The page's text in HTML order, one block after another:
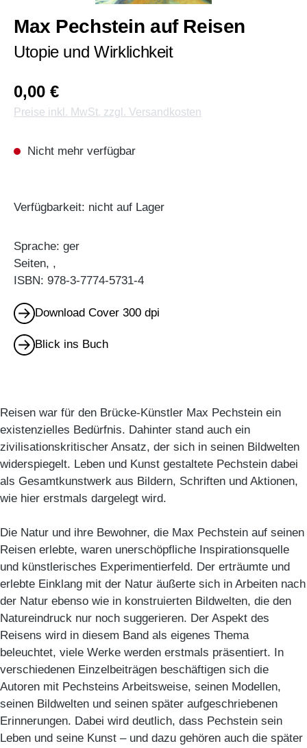
Max Pechstein auf Reisen
Utopie und Wirklichkeit
0,00 €
Preise inkl. MwSt. zzgl. Versandkosten
Nicht mehr verfügbar
Verfügbarkeit: nicht auf Lager
Sprache: ger
Seiten, ,
ISBN: 978-3-7774-5731-4
Download Cover 300 dpi
Blick ins Buch
Reisen war für den Brücke-Künstler Max Pechstein ein
existenzielles Bedürfnis. Dahinter stand auch ein
zivilisationskritischer Ansatz, der sich in seinen Bildwelten
widerspiegelt. Leben und Kunst gestaltete Pechstein dabei
als Gesamtkunstwerk aus Bildern, Schriften und Aktionen,
wie hier erstmals dargelegt wird.
Die Natur und ihre Bewohner, die Max Pechstein auf seinen
Reisen erlebte, waren unerschöpfliche Inspirationsquelle
und künstlerisches Experimentierfeld. Der erträumte und
erlebte Einklang mit der Natur äußerte sich in Arbeiten nach
der Natur ebenso wie in konstruierten Bildwelten, die den
Natureindruck nur noch suggerieren. Der Aspekt des
Reisens wird in diesem Band als eigenes Thema
beleuchtet, viele Werke werden erstmals präsentiert. In
verschiedenen Einzelbeiträgen beschäftigen sich die
Autoren mit Pechsteins Arbeitsweise, seinen Modellen,
seinen Bildwelten und seinen später aufgeschriebenen
Erinnerungen. Dabei wird deutlich, dass Pechstein sein
Leben und seine Kunst – und dazu gehören auch die später